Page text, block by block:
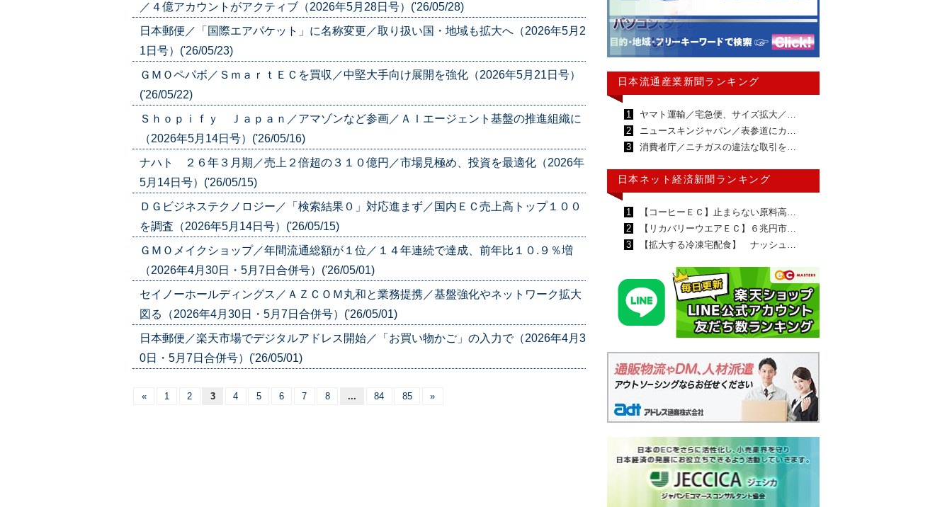
／４億アカウントがアクティブ（2026年5月28日号）('26/05/28)
日本郵便／「国際エアパケット」に名称変更／取り扱い国・地域も拡大へ（2026年5月2
1日号）('26/05/23)
ＧＭＯペパボ／ＳｍａｒｔＥＣを買収／中堅大手向け展開を強化（2026年5月21日号）
('26/05/22)
Ｓｈｏｐｉｆｙ Ｊａｐａｎ／アマゾンなど参画／ＡＩエージェント基盤の推進組織に
（2026年5月14日号）('26/05/16)
ナハト ２６年３月期／売上２倍超の３１０億円／市場見極め、投資を最適化（2026年
5月14日号）('26/05/15)
ＤＧビジネステクノロジー／「検索結果０」対応進まず／国内ＥＣ売上高トップ１００
を調査（2026年5月14日号）('26/05/15)
ＧＭＯメイクショップ／年間流通総額が１位／１４年連続で達成、前年比１０.９％増
（2026年4月30日・5月7日合併号）('26/05/01)
セイノーホールディングス／ＡＺＣＯＭ丸和と業務提携／基盤強化やネットワーク拡大
図る（2026年4月30日・5月7日合併号）('26/05/01)
日本郵便／楽天市場でデジタルアドレス開始／「お買い物かご」の入力で（2026年4月3
0日・5月7日合併号）('26/05/01)
« 1 2 3 4 5 6 7 8 ... 84 85 »
日本流通産業新聞ランキング
1
ヤマト運輸／宅急便、サイズ拡大／…
2
ニュースキンジャパン／表参道にカ…
3
消費者庁／ニチガスの違法な取引を…
日本ネット経済新聞ランキング
1
【コーヒーＥＣ】止まらない原料高…
2
【リカバリーウエアＥＣ】６兆円市…
3
【拡大する冷凍宅配食】 ナッシュ…